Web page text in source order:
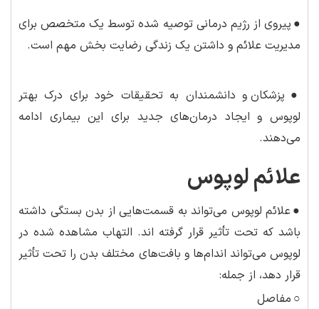
● پیروی از رژیم درمانی توصیه شده توسط یک متخصص برای
مدیریت علائم و داشتن یک زندگی رضایت بخش مهم است.
● پزشکان و دانشمندان به تحقیقات خود برای درک بهتر
لوپوس و ایجاد درمان‌های جدید برای این بیماری ادامه
می‌دهند.
علائم لوپوس
●علائم لوپوس می‌تواند به قسمت‌هایی از بدن بستگی داشته
باشد که تحت تأثیر قرار گرفته اند. التهاب مشاهده شده در
لوپوس می‌تواند اندام‌ها و بافت‌های مختلف بدن را تحت تأثیر
قرار دهد، از جمله:
○ مفاصل